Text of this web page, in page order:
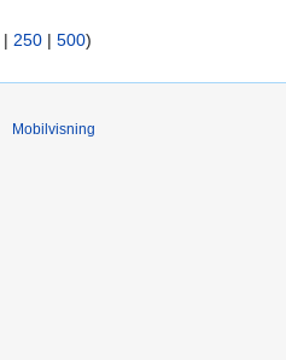
| 250 | 500)
Mobilvisning